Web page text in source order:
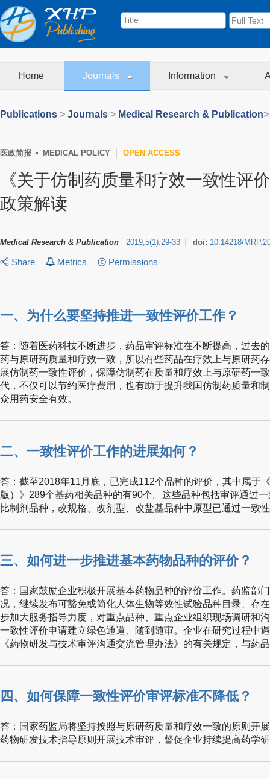
Home Journals Information
Publications > Journals > Medical Research & Publication
医政简报 ▪ MEDICAL POLICY OPEN ACCESS
《关于仿制药质量和疗效一致性评
政策解读
Medical Research & Publication 2019;5(1):29-33 doi: 10.14218/
Share Metrics Permissions
一、为什么要坚持推进一致性评价工作？
答：随着医药科技不断进步，药品审评标准在不断提高，过去
药与原研药质量和疗效一致，所以有些药品在疗效上与原研药
展仿制药一致性评价，保障仿制药在质量和疗效上与原研药一
代，不仅可以节约医疗费用，也有助于提升我国仿制药质量和
众用药安全有效。
二、一致性评价工作的进展如何？
答：截至2018年11月底，已完成112个品种的评价，其中属于
版）》289个基药相关品种的有90个。这些品种包括审评通过
比制剂品种，改规格、改剂型、改盐基品种中原型已通过一致
三、如何进一步推进基本药物品种的评价？
答：国家鼓励企业积极开展基本药物品种的评价工作。药监部
况，继续发布可豁免或简化人体生物等效性试验品种目录、存
步加大服务指导力度，对重点品种、重点企业组织现场调研和
一致性评价申请建立绿色通道、随到随审。企业在研究过程中
《药物研发与技术审评沟通交流管理办法》的有关规定，与药
四、如何保障一致性评价审评标准不降低？
答：国家药监局将坚持按照与原研药质量和疗效一致的原则开
药物研发技术指导原则开展技术审评，督促企业持续提高药学